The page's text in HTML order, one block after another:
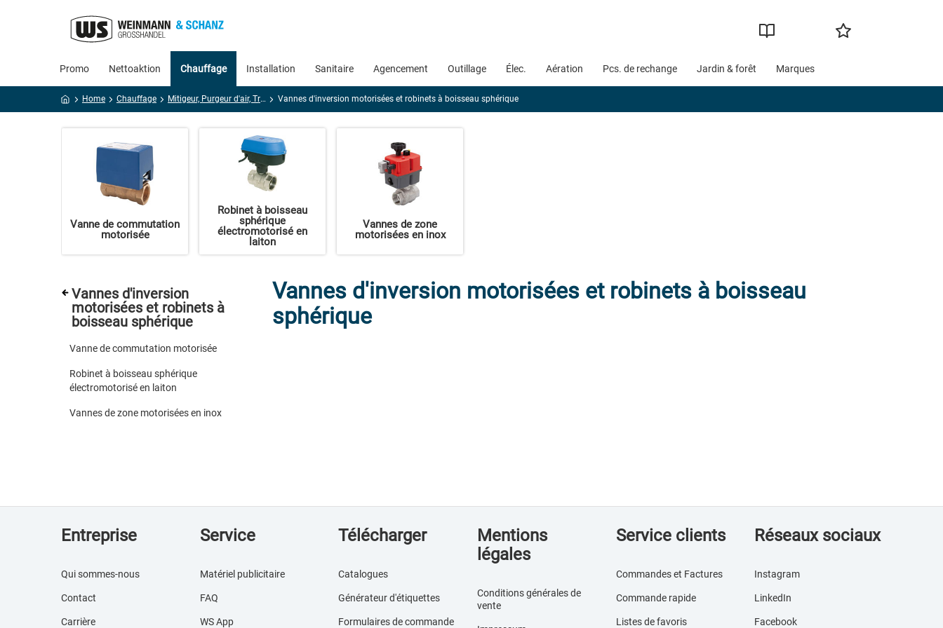
Promo Nettoaktion Chauffage Installation Sanitaire Agencement Outillage Élec. Aération Pcs. de rechange Jardin & forêt Marques
Home Chauffage Mitigeur, Purgeur d'air, Traitement Vannes d'inversion motorisées et robinets à boisseau sphérique
Vanne de commutation
motorisée
Robinet à boisseau
sphérique
électromotorisé en
laiton
Vannes de zone
motorisées en inox
Vannes d'inversion
motorisées et robinets à
boisseau sphérique
Vanne de commutation motorisée
Robinet à boisseau sphérique
électromotorisé en laiton
Vannes de zone motorisées en inox
Vannes d'inversion motorisées et robinets à boisseau
sphérique
Entreprise
Qui sommes-nous
Contact
Carrière
Service
Matériel publicitaire
FAQ
WS App
Télécharger
Catalogues
Générateur d'étiquettes
Formulaires de commande
Mentions
légales
Conditions générales de
vente
Service clients
Commandes et Factures
Commande rapide
Listes de favoris
Réseaux sociaux
Instagram
LinkedIn
Facebook